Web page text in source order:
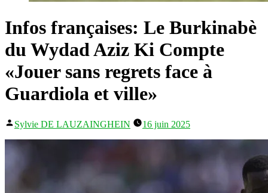
Infos françaises: Le Burkinabè
du Wydad Aziz Ki Compte
«Jouer sans regrets face à
Guardiola et ville»
Publié
Sylvie DE LAUZAINGHEIN 16 juin 2025